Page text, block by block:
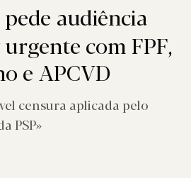
audiência
com FPF,
e APCVD
censura aplicada pelo
PSP»